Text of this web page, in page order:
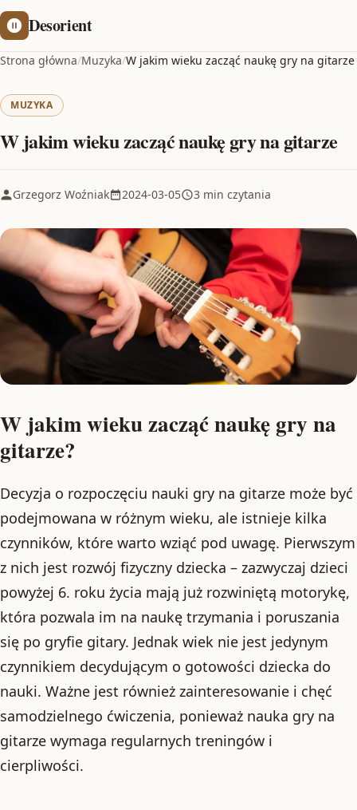
Desorient
Strona główna/Muzyka/W jakim wieku zacząć naukę gry na gitarze
MUZYKA
W jakim wieku zacząć naukę gry na gitarze
Grzegorz Woźniak 2024-03-05 3 min czytania
W jakim wieku zacząć naukę gry na
gitarze?
Decyzja o rozpoczęciu nauki gry na gitarze może być
podejmowana w różnym wieku, ale istnieje kilka
czynników, które warto wziąć pod uwagę. Pierwszym
z nich jest rozwój fizyczny dziecka – zazwyczaj dzieci
powyżej 6. roku życia mają już rozwiniętą motorykę,
która pozwala im na naukę trzymania i poruszania
się po gryfie gitary. Jednak wiek nie jest jedynym
czynnikiem decydującym o gotowości dziecka do
nauki. Ważne jest również zainteresowanie i chęć
samodzielnego ćwiczenia, ponieważ nauka gry na
gitarze wymaga regularnych treningów i
cierpliwości.